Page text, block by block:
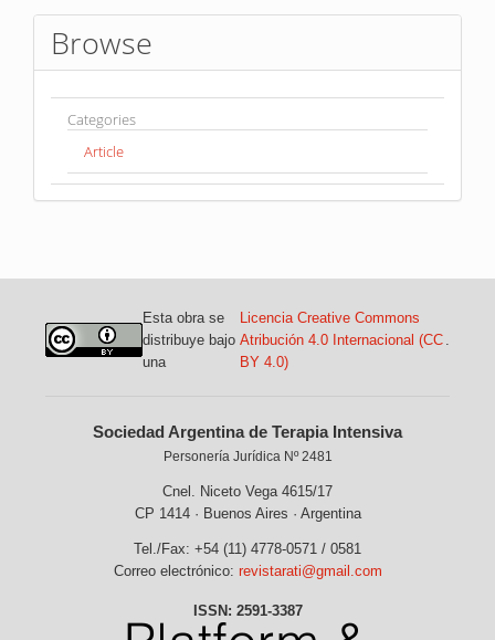
Browse
Categories
Article
Esta obra se
distribuye bajo
una
Licencia Creative Commons
Atribución 4.0 Internacional (CC
BY 4.0)
Sociedad Argentina de Terapia Intensiva
Personería Jurídica Nº 2481
Cnel. Niceto Vega 4615/17
CP 1414 · Buenos Aires · Argentina
Tel./Fax: +54 (11) 4778-0571 / 0581
Correo electrónico: revistarati@gmail.com
ISSN: 2591-3387